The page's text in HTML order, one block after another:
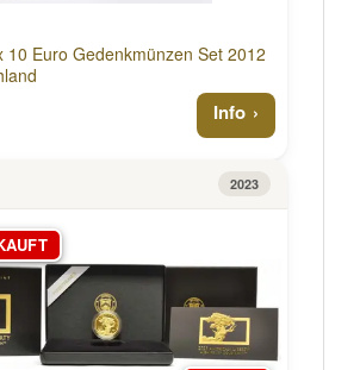
10 Euro Gedenkmünzen Set 2012
Info
2023